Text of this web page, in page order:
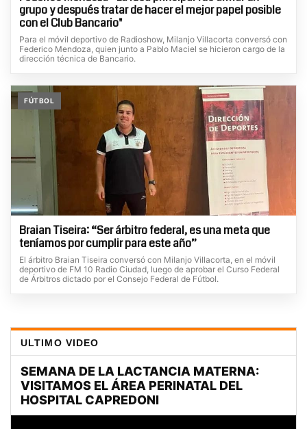
grupo y después tratar de hacer el mejor papel posible
con el Club Bancario"
Para el móvil deportivo de Radioshow, Milanjo Villacorta conversó con
Federico Mendoza, quien junto a Pablo Maciel se hicieron cargo de la
dirección técnica de Bancario.
FÚTBOL
Braian Tiseira: “Ser árbitro federal, es una meta que
teníamos por cumplir para este año”
El árbitro Braian Tiseira conversó con Milanjo Villacorta, en el móvil
deportivo de FM 10 Radio Ciudad, luego de aprobar el Curso Federal
de Árbitros dictado por el Consejo Federal de Fútbol.
ULTIMO VIDEO